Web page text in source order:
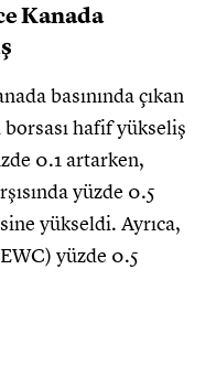
Kanada
basınında çıkan
hafif yükseliş
0.1 artarken,
yüzde 0.5
yükseldi. Ayrıca,
yüzde 0.5